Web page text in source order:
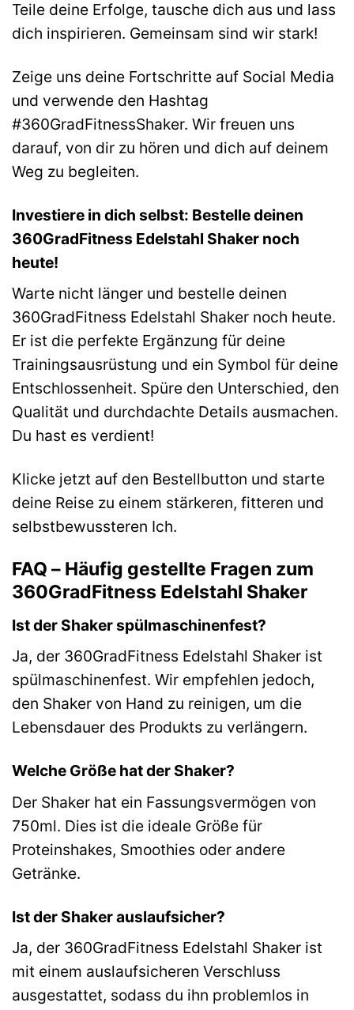
Teile deine Erfolge, tausche dich aus und lass
dich inspirieren. Gemeinsam sind wir stark!
Zeige uns deine Fortschritte auf Social Media
und verwende den Hashtag
#360GradFitnessShaker. Wir freuen uns
darauf, von dir zu hören und dich auf deinem
Weg zu begleiten.
Investiere in dich selbst: Bestelle deinen
360GradFitness Edelstahl Shaker noch
heute!
Warte nicht länger und bestelle deinen
360GradFitness Edelstahl Shaker noch heute.
Er ist die perfekte Ergänzung für deine
Trainingsausrüstung und ein Symbol für deine
Entschlossenheit. Spüre den Unterschied, den
Qualität und durchdachte Details ausmachen.
Du hast es verdient!
Klicke jetzt auf den Bestellbutton und starte
deine Reise zu einem stärkeren, fitteren und
selbstbewussteren Ich.
FAQ – Häufig gestellte Fragen zum
360GradFitness Edelstahl Shaker
Ist der Shaker spülmaschinenfest?
Ja, der 360GradFitness Edelstahl Shaker ist
spülmaschinenfest. Wir empfehlen jedoch,
den Shaker von Hand zu reinigen, um die
Lebensdauer des Produkts zu verlängern.
Welche Größe hat der Shaker?
Der Shaker hat ein Fassungsvermögen von
750ml. Dies ist die ideale Größe für
Proteinshakes, Smoothies oder andere
Getränke.
Ist der Shaker auslaufsicher?
Ja, der 360GradFitness Edelstahl Shaker ist
mit einem auslaufsicheren Verschluss
ausgestattet, sodass du ihn problemlos in